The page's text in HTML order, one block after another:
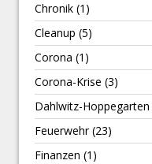
Chronik (1)
Cleanup (5)
Corona (1)
Corona-Krise (3)
Dahlwitz-Hoppegarten
Feuerwehr(23)
Finanzen (1)